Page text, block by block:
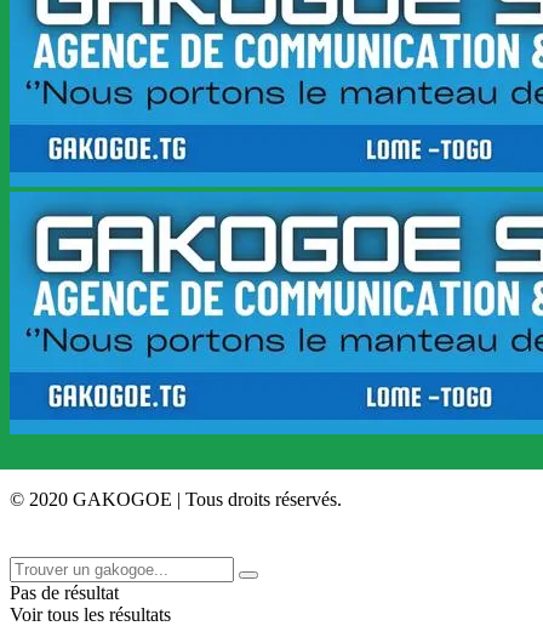
© 2020 GAKOGOE | Tous droits réservés.
Pas de résultat
Voir tous les résultats